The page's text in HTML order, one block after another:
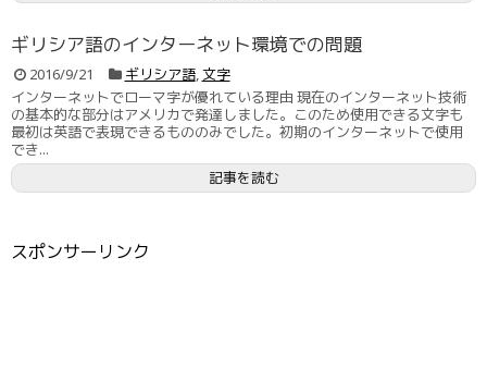
ギリシア語のインターネット環境での問題
2016/9/21 ギリシア語,文字
インターネットでローマ字が優れている理由 現在のインターネット技術
の基本的な部分はアメリカで発達しました。このため使用できる文字も
最初は英語で表現できるもののみでした。初期のインターネットで使用
でき...
記事を読む
スポンサーリンク